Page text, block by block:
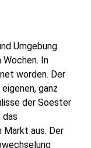
Umgebung
In
worden. Der
ganz
der Soester
das
Markt aus. Der